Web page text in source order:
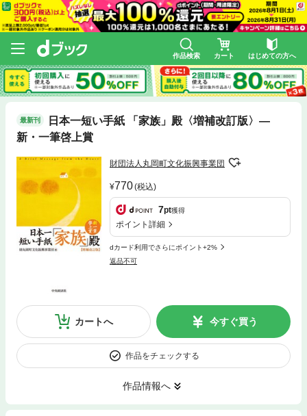
作品検索 カート はじめての方へ
最新刊
日本一短い手紙 「家族」殿〈増補改訂版〉―
新・一筆啓上賞
財団法人丸岡町文化振興事業団
770(税込)
7pt獲得
ポイント詳細
dカード利用でさらにポイント+2%
返品不可
カートへ 今すぐ買う
作品をチェックする
作品情報へ